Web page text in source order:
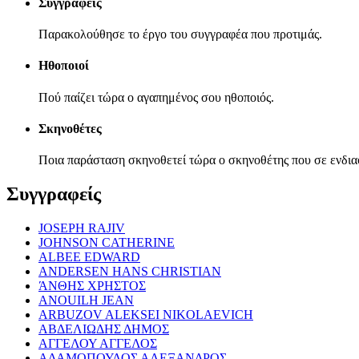
Παρακολούθησε το έργο του συγγραφέα που προτιμάς.
Ηθοποιοί
Πού παίζει τώρα ο αγαπημένος σου ηθοποιός.
Σκηνοθέτες
Ποια παράσταση σκηνοθετεί τώρα ο σκηνοθέτης που σε
Συγγραφείς
JOSEPH RAJIV
JOHNSON CATHERINE
ALBEE EDWARD
ANDERSEN HANS CHRISTIAN
ΆΝΘΗΣ ΧΡΗΣΤΟΣ
ANOUILH JEAN
ARBUZOV ALEKSEI NIKOLAEVICH
ΑΒΔΕΛΙΩΔΗΣ ΔΗΜΟΣ
ΑΓΓΕΛΟΥ ΑΓΓΕΛΟΣ